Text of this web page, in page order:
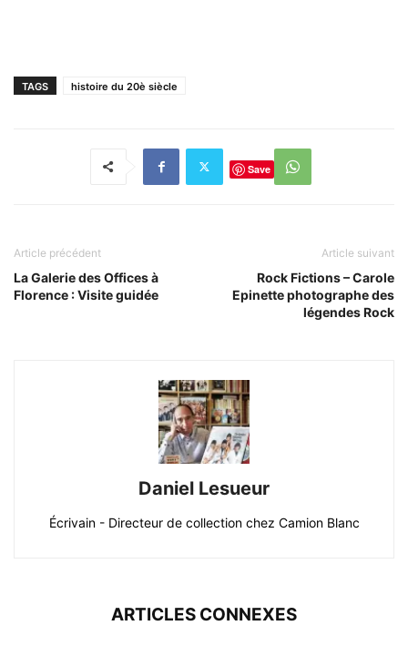
TAGS histoire du 20è siècle
Save
Article précédent
La Galerie des Offices à
Florence : Visite guidée
Article suivant
Rock Fictions – Carole
Epinette photographe des
légendes Rock
Daniel Lesueur
Écrivain - Directeur de collection chez Camion Blanc
ARTICLES CONNEXES